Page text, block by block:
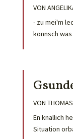
VON
- zu mei'm
konnsch
VON
En knallich
Situation